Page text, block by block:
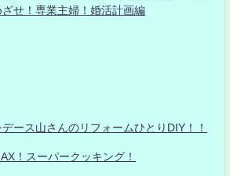
せ！専業主婦！婚活計画編
ース山さんのリフォームひとりDIY！！
！スーパークッキング！